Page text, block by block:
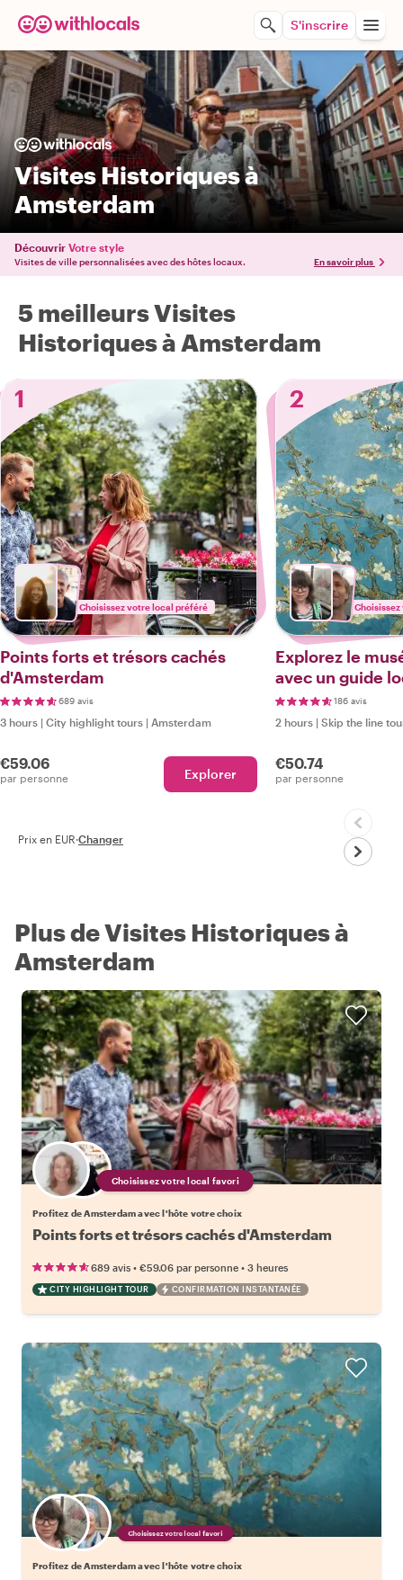
S'inscrire
Visites Historiques à
Amsterdam
Découvrir Votre style
Visites de ville personnalisées avec des hôtes locaux. En savoir plus
5 meilleurs Visites
Historiques à Amsterdam
1
Choisissez votre local préféré
Points forts et trésors cachés
d'Amsterdam
689 avis
3 hours | City highlight tours | Amsterdam
€59.06
par personne Explorer
2
Explorez le
avec un guide
186 avis
2 hours | Skip the line
€50.74
par personne
Prix en EUR·Changer
Plus de Visites Historiques à
Amsterdam
Choisissez votre local favori
Profitez de Amsterdam avec l'hôte votre choix
Points forts et trésors cachés d'Amsterdam
689 avis • €59.06 par personne • 3 heures
CITY HIGHLIGHT TOUR CONFIRMATION INSTANTANÉE
Choisissez votre local favori
Profitez de Amsterdam avec l'hôte votre choix